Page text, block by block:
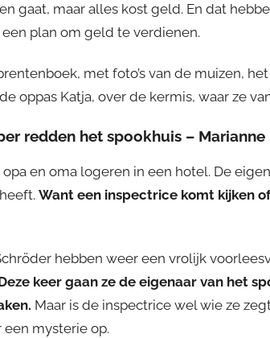
gaat, maar alles kost geld. En dat
plan om geld te verdienen.
met foto’s van de muizen,
oppas Katja, over de kermis, waar ze
redden het spookhuis – Marianne
en oma logeren in een hotel. De
Want een inspectrice komt kijken
hebben weer een vrolijk
keer gaan ze de eigenaar van het
Maar is de inspectrice wel wie ze
een mysterie op.